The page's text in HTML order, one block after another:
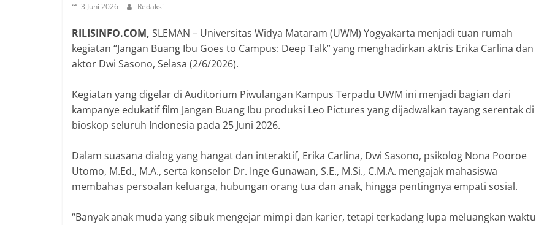
3 Juni 2026 Redaksi
RILISINFO.COM, ‎SLEMAN – Universitas Widya Mataram (UWM) Yogyakarta menjadi tuan rumah
kegiatan “Jangan Buang Ibu Goes to Campus: Deep Talk” yang menghadirkan aktris Erika Carlina dan
aktor Dwi Sasono, Selasa (2/6/2026).
Kegiatan yang digelar di Auditorium Piwulangan Kampus Terpadu UWM ini menjadi bagian dari
kampanye edukatif film Jangan Buang Ibu produksi Leo Pictures yang dijadwalkan tayang serentak di
bioskop seluruh Indonesia pada 25 Juni 2026.
Dalam suasana dialog yang hangat dan interaktif, Erika Carlina, Dwi Sasono, psikolog Nona Pooroe
Utomo, M.Ed., M.A., serta konselor Dr. Inge Gunawan, S.E., M.Si., C.M.A. mengajak mahasiswa
membahas persoalan keluarga, hubungan orang tua dan anak, hingga pentingnya empati sosial.
“Banyak anak muda yang sibuk mengejar mimpi dan karier, tetapi terkadang lupa meluangkan waktu